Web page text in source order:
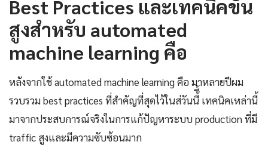
Best Practices และเทคนิคขั้น
สูงสำหรับ automated
machine learning คือ
หลังจากใช้ automated machine learning คือ มาหลายปีผม
รวบรวม best practices ที่สำคัญที่สุดไว้ในส่วันนี้ี้ เทคนิคเหล่านี้
มาจากประสบการณ์จริงในการแก้ปัญหาระบบ production ที่มี
traffic สูงและมีความซับซ้อนมาก